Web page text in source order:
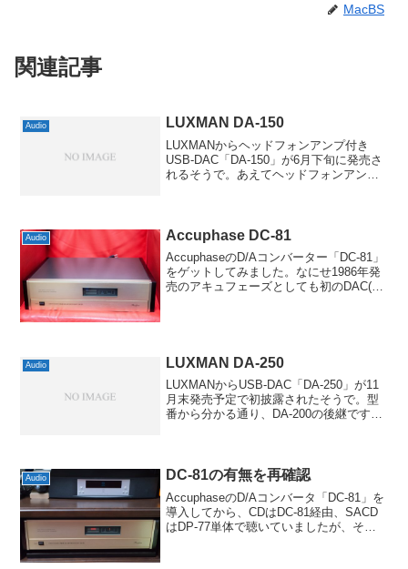
MacBS
関連記事
Audio LUXMAN DA-150
LUXMANからヘッドフォンアンプ付き
USB-DAC「DA-150」が6月下旬に発売さ
れるそうで。あえてヘッドフォンアンプ
きているから...
Audio Accuphase DC-81
AccuphaseのD/Aコンバーター「DC-81」
をゲットしてみました。なにせ1986年発
売のアキュフェーズとしても初のDAC(と
Audio LUXMAN DA-250
LUXMANからUSB-DAC「DA-250」が11
月末発売予定で初披露されたそうで。型
番から分かる通り、DA-200の後継です
Audio DC-81の有無を再確認
AccuphaseのD/Aコンバータ「DC-81」を
導入してから、CDはDC-81経由、SACD
はDP-77単体で聴いていましたが、それ